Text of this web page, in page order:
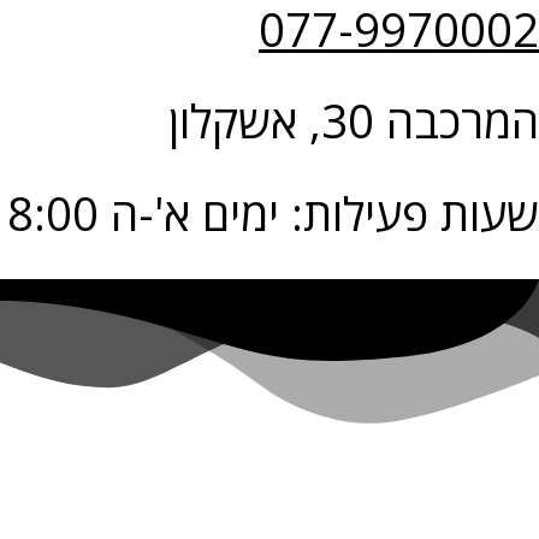
077-9970002
המרכבה 30, אשקלון
שעות פעילות: ימים א'-ה 9:00-18:00 יום ו' 9:00-14:00